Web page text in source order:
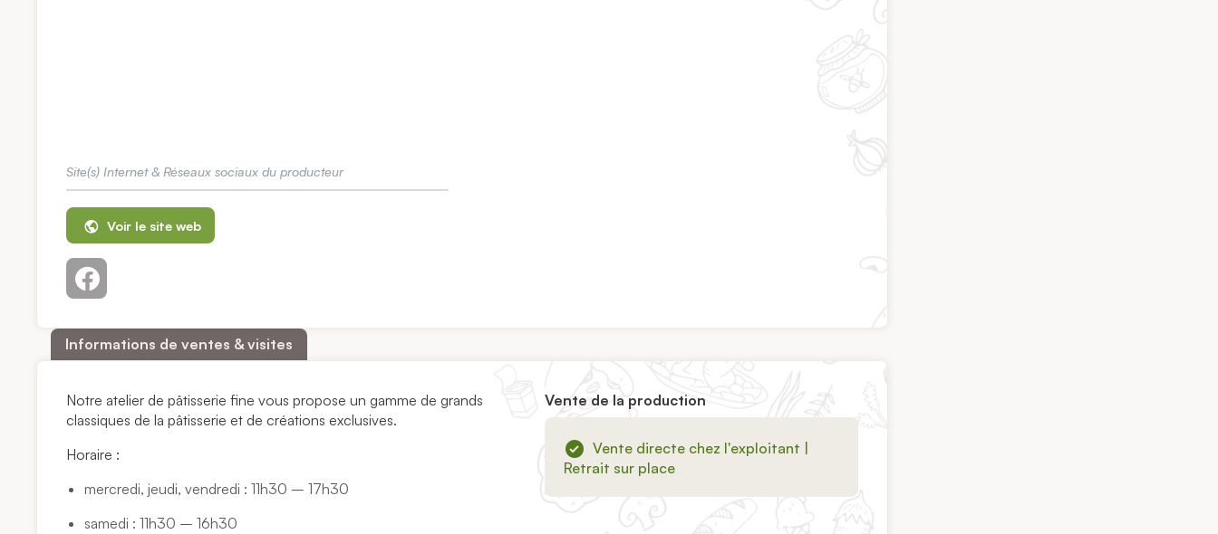
Site(s) Internet & Réseaux sociaux du producteur
Voir le site web
Informations de ventes & visites
Notre atelier de pâtisserie fine vous propose un gamme de grands
classiques de la pâtisserie et de créations exclusives.
Horaire :
mercredi, jeudi, vendredi : 11h30 – 17h30
samedi : 11h30 – 16h30
Vente de la production
Vente directe chez l'exploitant |
Retrait sur place